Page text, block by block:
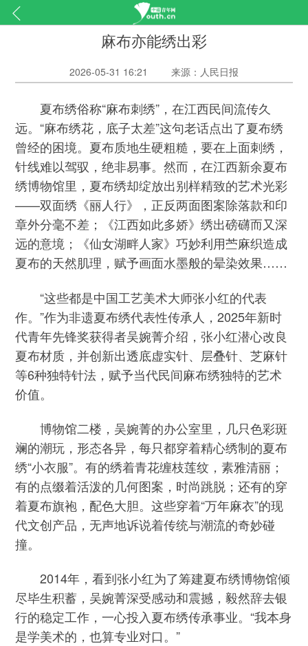
麻布亦能绣出彩
2026-05-31 16:21 来源：人民日报
夏布绣俗称“麻布刺绣”，在江西民间流传久
远。“麻布绣花，底子太差”这句老话点出了夏布绣
曾经的困境。夏布质地生硬粗糙，要在上面刺绣，
针线难以驾驭，绝非易事。然而，在江西新余夏布
绣博物馆里，夏布绣却绽放出别样精致的艺术光彩
——双面绣《丽人行》，正反两面图案除落款和印
章外分毫不差；《江西如此多娇》绣出磅礴而又深
远的意境；《仙女湖畔人家》巧妙利用苎麻织造成
夏布的天然肌理，赋予画面水墨般的晕染效果……
“这些都是中国工艺美术大师张小红的代表
作。”作为非遗夏布绣代表性传承人，2025年新时
代青年先锋奖获得者吴婉菁介绍，张小红潜心改良
夏布材质，并创新出透底虚实针、层叠针、芝麻针
等6种独特针法，赋予当代民间麻布绣独特的艺术
价值。
博物馆二楼，吴婉菁的办公室里，几只色彩斑
斓的潮玩，形态各异，每只都穿着精心绣制的夏布
绣“小衣服”。有的绣着青花缠枝莲纹，素雅清丽；
有的点缀着活泼的几何图案，时尚跳脱；还有的穿
着夏布旗袍，配色大胆。这些穿着“万年麻衣”的现
代文创产品，无声地诉说着传统与潮流的奇妙碰
撞。
2014年，看到张小红为了筹建夏布绣博物馆倾
尽毕生积蓄，吴婉菁深受感动和震撼，毅然辞去银
行的稳定工作，一心投入夏布绣传承事业。“我本身
是学美术的，也算专业对口。”